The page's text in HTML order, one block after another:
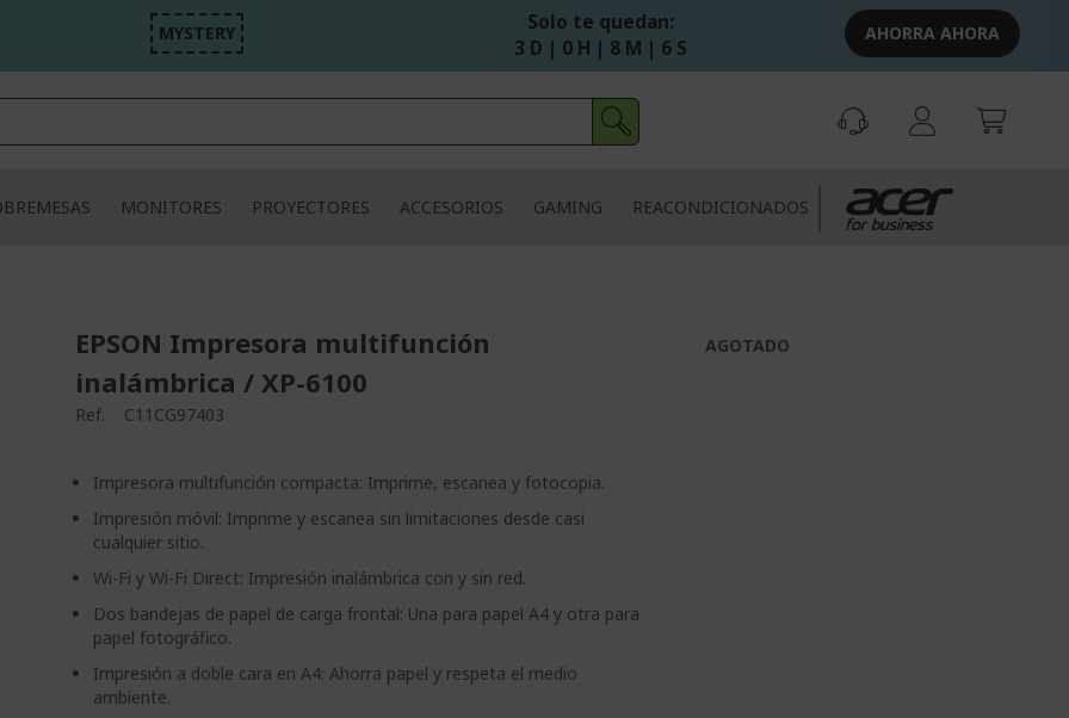
MYSTERY
Solo te quedan:
3 D | 0 H | 8 M | 5 S
AHORRA AHORA
MONITORES PROYECTORES ACCESORIOS GAMING REACONDICIONADOS
EPSON Impresora multifunción
inalámbrica / XP-6100
Ref. C11CG97403
Impresora multifunción compacta: Imprime, escanea y fotocopia.
Impresión móvil: Imprime y escanea sin limitaciones desde casi
cualquier sitio.
Wi-Fi y Wi-Fi Direct: Impresión inalámbrica con y sin red.
Dos bandejas de papel de carga frontal: Una para papel A4 y otra para
papel fotográfico.
Impresión a doble cara en A4: Ahorra papel y respeta el medio
ambiente.
AGOTADO